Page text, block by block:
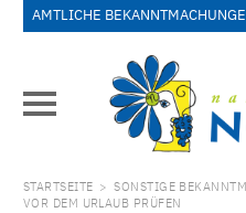
AMTLICHE
STARTSEITE > SONSTIGE
VOR DEM URLAUB PRÜFEN